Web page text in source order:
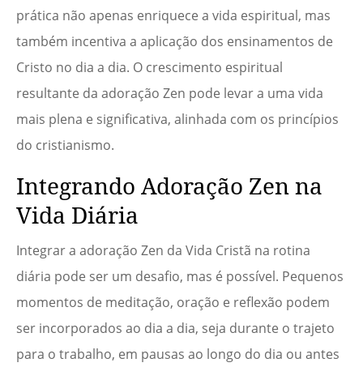
prática não apenas enriquece a vida espiritual, mas
também incentiva a aplicação dos ensinamentos de
Cristo no dia a dia. O crescimento espiritual
resultante da adoração Zen pode levar a uma vida
mais plena e significativa, alinhada com os princípios
do cristianismo.
Integrando Adoração Zen na
Vida Diária
Integrar a adoração Zen da Vida Cristã na rotina
diária pode ser um desafio, mas é possível. Pequenos
momentos de meditação, oração e reflexão podem
ser incorporados ao dia a dia, seja durante o trajeto
para o trabalho, em pausas ao longo do dia ou antes